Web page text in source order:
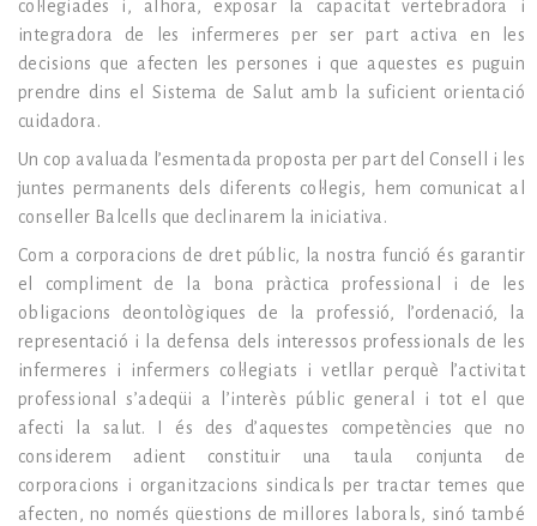
col·legiades i, alhora, exposar la capacitat vertebradora i
integradora de les infermeres per ser part activa en les
decisions que afecten les persones i que aquestes es puguin
prendre dins el Sistema de Salut amb la suficient orientació
cuidadora.
Un cop avaluada l’esmentada proposta per part del Consell i les
juntes permanents dels diferents col·legis, hem comunicat al
conseller Balcells que declinarem la iniciativa.
Com a corporacions de dret públic, la nostra funció és garantir
el compliment de la bona pràctica professional i de les
obligacions deontològiques de la professió, l’ordenació, la
representació i la defensa dels interessos professionals de les
infermeres i infermers col·legiats i vetllar perquè l’activitat
professional s’adeqüi a l’interès públic general i tot el que
afecti la salut. I és des d’aquestes competències que no
considerem adient constituir una taula conjunta de
corporacions i organitzacions sindicals per tractar temes que
afecten, no només qüestions de millores laborals, sinó també